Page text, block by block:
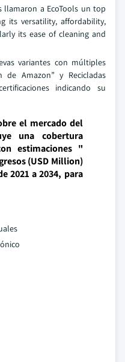
llamaron a EcoTools un top
its versatility, affordability,
its ease of cleaning and
variantes con múltiples
de Amazon” y Recicladas
indicando su
el mercado del
una cobertura
estimaciones "
(USD Million)
2021 a 2034, para